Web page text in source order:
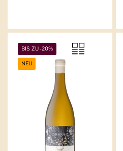
BIS ZU -20%
NEU